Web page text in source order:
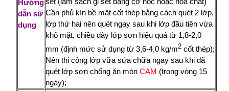
Hướng
dẫn sử
dụng
Cần phủ kín bề mặt cốt thép bằng cách quét 2 lớp,
lớp thứ hai nên quét ngay sau khi lớp đầu tiên vừa
khô mặt, chiều dày lớp sơn hiệu quả từ 1,8-2,0
mm (định mức sử dụng từ 3,6-4,0 kg/m2 cốt thép);
Nên thi công lớp vữa sửa chữa ngay sau khi đã
quét lớp sơn chống ăn mòn CAM (trong vòng 15
ngày);